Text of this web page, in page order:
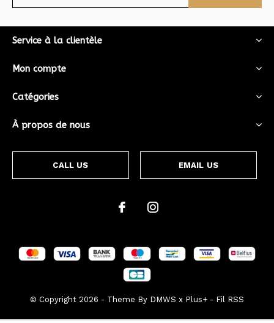
Service à la clientèle
Mon compte
Catégories
À propos de nous
CALL US EMAIL US
© Copyright 2026 - Theme By DMWS x Plus+ - Fil RSS